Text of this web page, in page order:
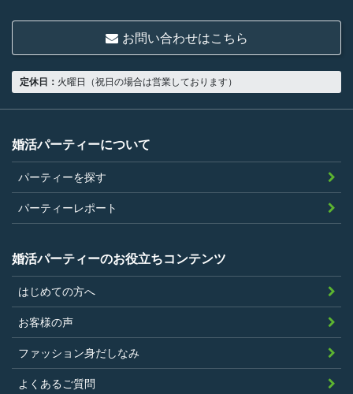
18歳以上の独身者であること
男性は収入があること
当社の指定する環境でサービスを利用で
当社が企画するパーティープランに設定
されている年齢条件にあてはまっている
こと。
参加条件があり証明書が必要なパーティ
ーは、その条件にあてはまっており且つ
弊社が希望する証明書を持参できるこ
過去に、当社運営サービスにおいて、不
正行為、ストーカー行為、クレジットカ
ードの不正利用その他問題のある行為を
したことがないこと
暴力団等の反社会的勢力の関係者でな
お問い合わせはこちら
定休日： 火曜日（祝日の場合は営業しております）
婚活パーティーについて
パーティーを探す
パーティーレポート
婚活パーティーのお役立ちコンテンツ
はじめての方へ
お客様の声
ファッション身だしなみ
よくあるご質問